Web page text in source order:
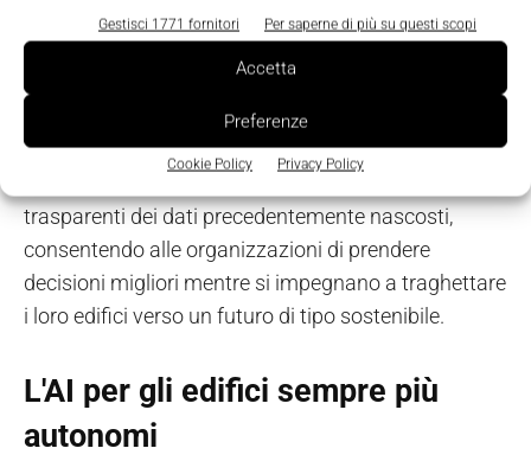
Gestisci 1771 fornitori Per saperne di più su questi scopi
Accetta
Preferenze
Cookie Policy Privacy Policy
e i workflow mediante l’utilizzo di un'unica
interfaccia intelligente, affiancata da strumenti
intuitivi in grado di ridurre i tempi di inattività e di
rafforzare la resilienza operativa.
trasparenti dei dati precedentemente nascosti,
consentendo alle organizzazioni di prendere
decisioni migliori mentre si impegnano a traghettare
i loro edifici verso un futuro di tipo sostenibile.
L'AI per gli edifici sempre più
autonomi